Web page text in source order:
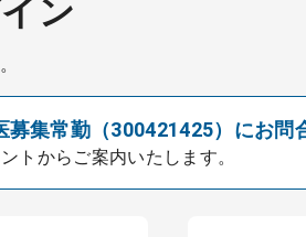
ン
集常勤（300421425）にお問
トからご案内いたします。